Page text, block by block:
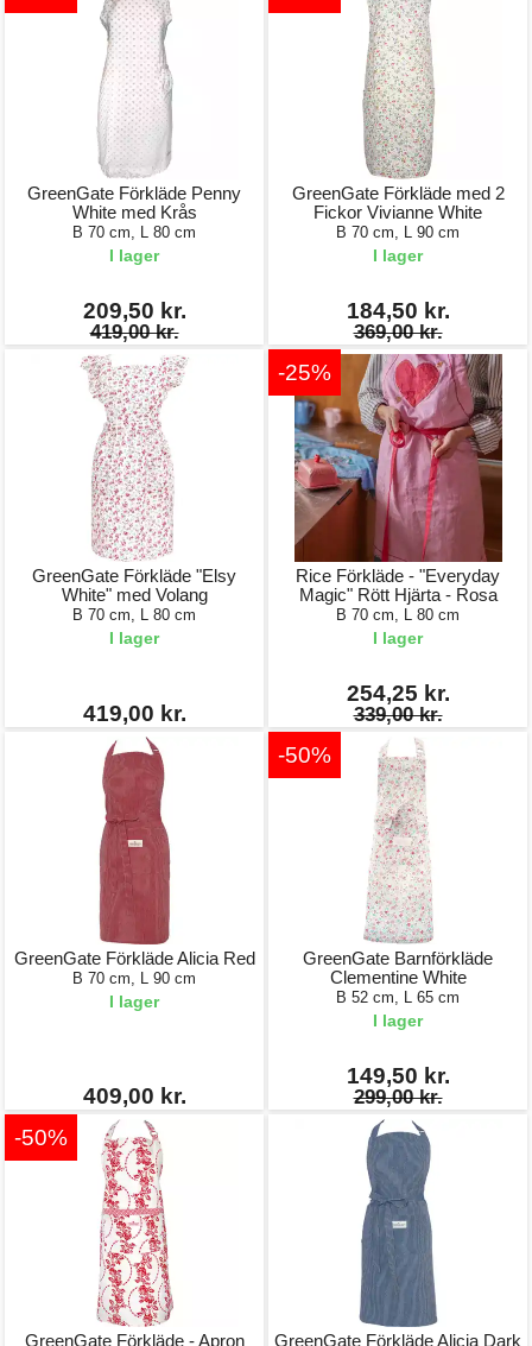
GreenGate Förkläde Penny
White med Krås
B 70 cm, L 80 cm
I lager
209,50 kr.
419,00 kr.
GreenGate Förkläde med 2
Fickor Vivianne White
B 70 cm, L 90 cm
I lager
184,50 kr.
369,00 kr.
GreenGate Förkläde "Elsy
White" med Volang
B 70 cm, L 80 cm
I lager
419,00 kr.
-25%
Rice Förkläde - "Everyday
Magic" Rött Hjärta - Rosa
B 70 cm, L 80 cm
I lager
254,25 kr.
339,00 kr.
GreenGate Förkläde Alicia Red
B 70 cm, L 90 cm
I lager
409,00 kr.
-50%
GreenGate Barnförkläde
Clementine White
B 52 cm, L 65 cm
I lager
149,50 kr.
299,00 kr.
-50%
GreenGate Förkläde - Apron
GreenGate Förkläde Alicia Dark